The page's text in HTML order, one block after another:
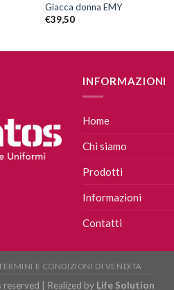
Giacca donna EMY
€39,50
INFORMAZIONI
Home
Chi siamo
Prodotti
Informazioni
Contatti
E CONDIZIONI DI VENDITA
| Realized by Life Solution